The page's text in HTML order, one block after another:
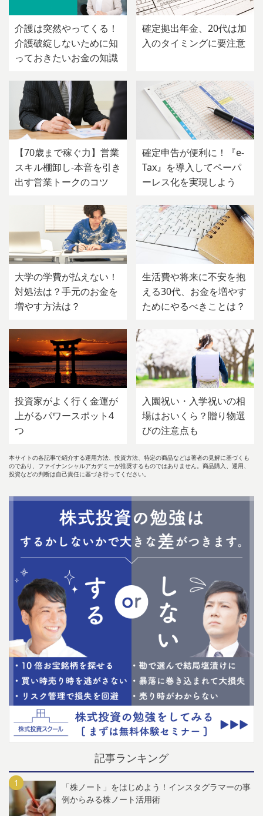
介護は突然やってくる！
介護破綻しないために知
っておきたいお金の知識
確定拠出年金、20代は加
入のタイミングに要注意
【70歳まで稼ぐ力】営業
スキル棚卸し-本音を引き
出す営業トークのコツ
確定申告が便利に！『e-
Tax』を導入してペーパ
ーレス化を実現しよう
大学の学費が払えない！
対処法は？手元のお金を
増やす方法は？
生活費や将来に不安を抱
える30代、お金を増やす
ためにやるべきことは？
投資家がよく行く金運が
上がるパワースポット4
つ
入園祝い・入学祝いの相
場はおいくら？贈り物選
びの注意点も
本サイトの各記事で紹介する運用方法、投資方法、特定の商品などは著者の見解に基づくも
のであり、ファイナンシャルアカデミーが推奨するものではありません。商品購入、運用、
投資などの判断は自己責任に基づき行ってください。
記事ランキング
「株ノート」をはじめよう！インスタグラマーの事
例からみる株ノート活用術